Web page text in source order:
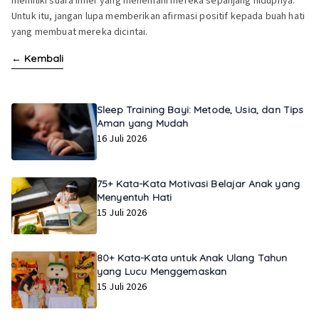
Untuk itu, jangan lupa memberikan afirmasi positif kepada buah hati
yang membuat mereka dicintai.
← Kembali
Sleep Training Bayi: Metode, Usia, dan Tips
Aman yang Mudah
16 Juli 2026
75+ Kata-Kata Motivasi Belajar Anak yang
Menyentuh Hati
15 Juli 2026
80+ Kata-Kata untuk Anak Ulang Tahun
yang Lucu Menggemaskan
15 Juli 2026